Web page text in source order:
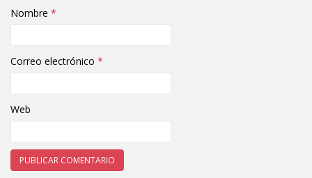
Nombre *
Correo electrónico *
Web